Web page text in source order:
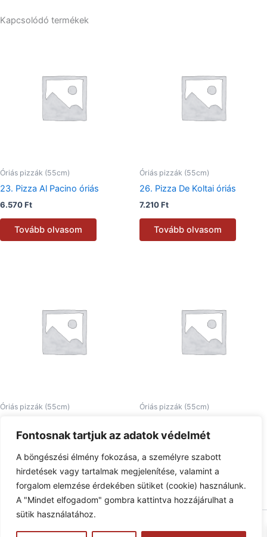
Fontosnak tartjuk az adatok védelmét
A böngészési élmény fokozása, a személyre szabott
hirdetések vagy tartalmak megjelenítése, valamint a
forgalom elemzése érdekében sütiket (cookie) használunk.
A "Mindet elfogadom" gombra kattintva hozzájárulhat a
sütik használatához.
Kapcsolódó termékek
Óriás pizzák (55cm)
23. Pizza Al Pacino óriás
6.570Ft
Tovább olvasom
Óriás pizzák (55cm)
26. Pizza De Koltai óriás
7.210Ft
Tovább olvasom
Óriás pizzák (55cm)
6.570Ft
Tovább olvasom
Óriás pizzák (55cm)
6.750Ft
Tovább olvasom
Copyright © 2026 Pizzaphone | Powered byAstra WordPress